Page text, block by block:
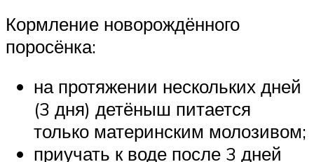
Кормление новорождённого
поросёнка:
на протяжении нескольких дней
(3 дня) детёныш питается
только материнским молозивом;
приучать к воде после 3 дней